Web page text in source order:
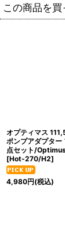
この商品を
オプティマス
ポンプアダプター
点セット/
[Hot-270/H2]
4,980円(税込)